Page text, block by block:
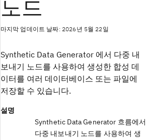
노드
마지막 업데이트 날짜: 2026년 5월 22일
Synthetic Data Generator 에서 다중 내
보내기 노드를 사용하여 생성한 합성 데
이터를 여러 데이터베이스 또는 파일에
저장할 수 있습니다.
설명
Synthetic Data Generator 흐름에서
다중 내보내기 노드를 사용하여 생